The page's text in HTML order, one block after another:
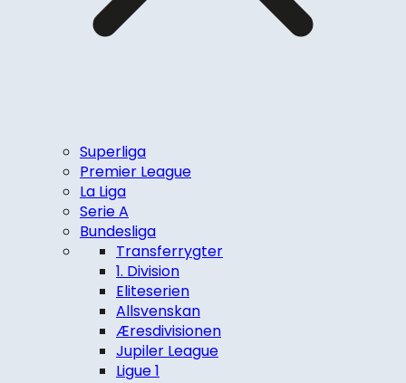
Superliga
Premier League
La Liga
Serie A
Bundesliga
Transferrygter
1. Division
Eliteserien
Allsvenskan
Æresdivisionen
Jupiler League
Ligue 1